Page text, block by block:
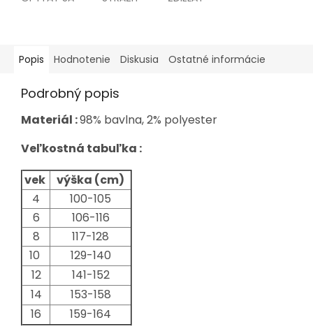
Popis Hodnotenie Diskusia Ostatné informácie
Podrobný popis
Materiál :98% bavlna, 2% polyester
Veľkostná tabuľka :
vek
výška (cm)
4
100-105
6
106-116
8
117-128
10
129-140
12
141-152
14
153-158
16
159-164